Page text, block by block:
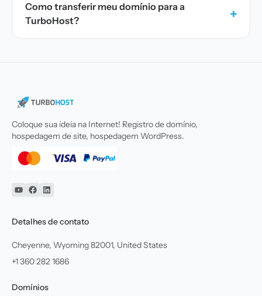
Como transferir meu domínio para a
TurboHost?
+
Coloque sua ideia na Internet! Registro de domínio,
hospedagem de site, hospedagem WordPress.
YouTube
Facebook
Linkedin
Detalhes de contato
Cheyenne, Wyoming 82001, United States
+1 360 282 1686
Domínios